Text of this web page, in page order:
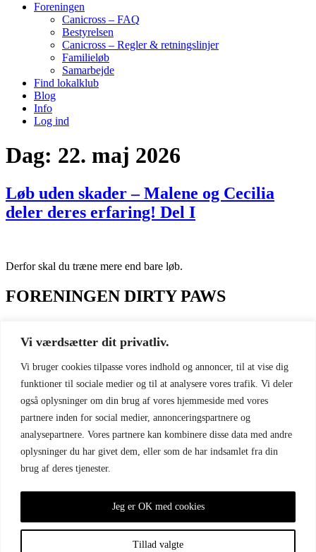
Vi værdsætter dit privatliv.
Vi bruger cookies tilpasse vores indhold og annoncer, til at vise dig
funktioner til sociale medier og til at analysere vores trafik. Vi deler
også oplysninger om din brug af vores hjemmeside med vores
partnere inden for social medier, annonceringspartnere og
analysepartnere. Vores partnere kan kombinere disse data med andre
oplysninger du har givet dem, eller som de har indsamlet fra din
brug af deres tjenester.
Tillad valgte
Jeg er OK med cookies
Foreningen
Canicross – FAQ
Bestyrelsen
Canicross – Regler & retningslinjer
Familieløb
Samarbejde
Find lokalklub
Blog
Info
Log ind
Dag: 22. maj 2026
Løb uden skader – Malene og Cecilia
deler deres erfaring! Del I
Derfor skal du træne mere end bare løb.
FORENINGEN DIRTY PAWS
Medlemsfordele
GENVEJE
Virtuelt klubhus (Facebook)
Løbskalender
SOCIALE MEDIER
KONTAKT